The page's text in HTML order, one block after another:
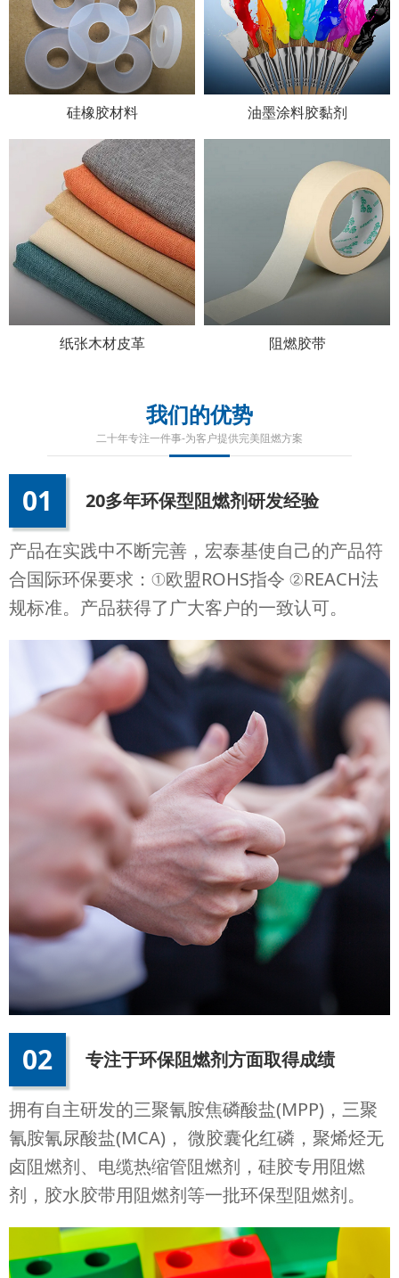
硅橡胶材料 油墨涂料胶黏剂
纸张木材皮革 阻燃胶带
我们的优势
二十年专注一件事-为客户提供完美阻燃方案
01 20多年环保型阻燃剂研发经验
产品在实践中不断完善，宏泰基使自己的产品符
合国际环保要求：①欧盟ROHS指令 ②REACH法
规标准。产品获得了广大客户的一致认可。
02 专注于环保阻燃剂方面取得成绩
拥有自主研发的三聚氰胺焦磷酸盐(MPP)，三聚
氰胺氰尿酸盐(MCA)， 微胶囊化红磷，聚烯烃无
卤阻燃剂、电缆热缩管阻燃剂，硅胶专用阻燃
剂，胶水胶带用阻燃剂等一批环保型阻燃剂。